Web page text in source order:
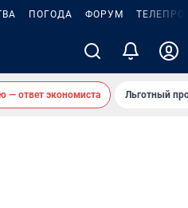
ПОГОДА ФОРУМ
— ответ экономиста Льготный